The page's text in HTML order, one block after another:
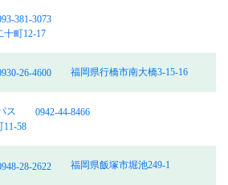
381-3073
町12-17
26-4600 福岡県行橋市南大橋3-15-16
ス
0942-44-8466
11-58
28-2622 福岡県飯塚市堀池249-1